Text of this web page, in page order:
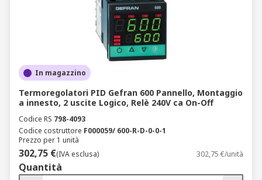
In magazzino
Termoregolatori PID Gefran 600 Pannello, Montaggio
a innesto, 2 uscite Logico, Relè 240V ca On-Off
Codice RS 798-4093
Codice costruttore F000059/ 600-R-D-0-0-1
Prezzo per 1 unità
302,75 €(IVA esclusa) 302,75 €/unità
Quantità